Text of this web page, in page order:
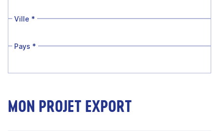
Ville *
Pays *
MON PROJET EXPORT